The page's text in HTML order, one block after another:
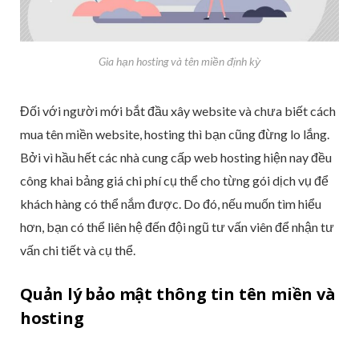
Gia hạn hosting và tên miền định kỳ
Đối với người mới bắt đầu xây website và chưa biết cách
mua tên miền website, hosting thì bạn cũng đừng lo lắng.
Bởi vì hầu hết các nhà cung cấp web hosting hiện nay đều
công khai bảng giá chi phí cụ thể cho từng gói dịch vụ để
khách hàng có thể nắm được. Do đó, nếu muốn tìm hiểu
hơn, bạn có thể liên hệ đến đội ngũ tư vấn viên để nhận tư
vấn chi tiết và cụ thể.
Quản lý bảo mật thông tin tên miền và
hosting